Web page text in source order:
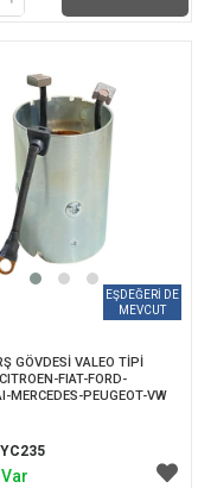
GÖVDESİ VALEO TİPİ
FIAT-FORD-
MERCEDES-PEUGEOT-VW